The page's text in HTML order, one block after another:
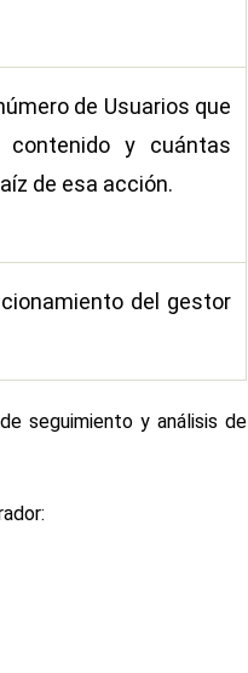
de Usuarios que
contenido y cuántas
de esa acción.
del gestor
seguimiento y análisis de